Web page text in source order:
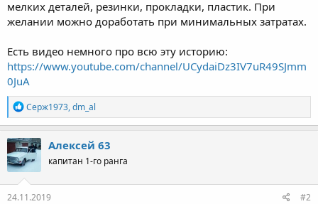
мелких деталей, резинки, прокладки, пластик. При
желании можно доработать при минимальных затратах.
Есть видео немного про всю эту историю:
https://www.youtube.com/channel/UCydaiDz3IV7uR49SJmm
0JuA
Р
е
а
к
ц
и
и
:
Серж1973,dm_al
Алексей 63
капитан 1-го ранга
24.11.2019 #2